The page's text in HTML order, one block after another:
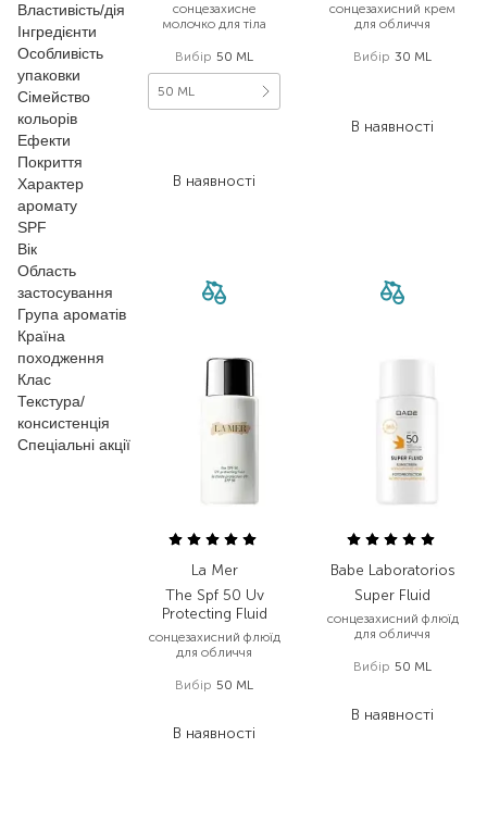
Властивість/дія
Інгредієнти
Особливість
упаковки
Сімейство
кольорів
Ефекти
Покриття
Характер
аромату
SPF
Вік
Область
застосування
Група ароматів
Країна
походження
Клас
Текстура/
консистенція
Спеціальні акції
сонцезахисне
молочко для тіла
Вибір 50 ML
50 ML
В наявності
сонцезахисний крем
для обличчя
Вибір 30 ML
В наявності
La Mer
The Spf 50 Uv
Protecting Fluid
сонцезахисний флюїд
для обличчя
Вибір 50 ML
В наявності
Babe Laboratorios
Super Fluid
сонцезахисний флюїд
для обличчя
Вибір 50 ML
В наявності